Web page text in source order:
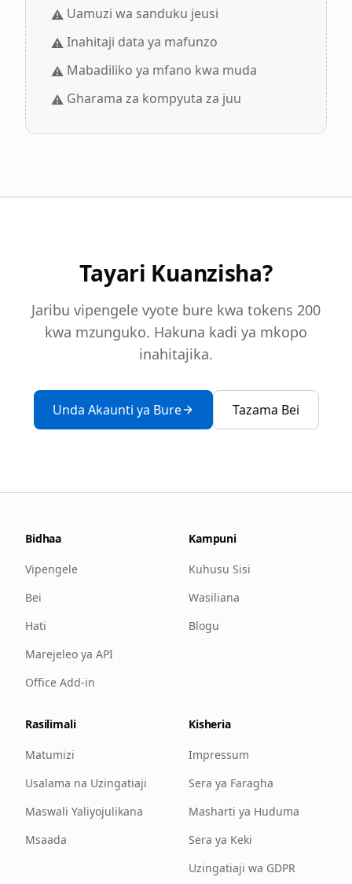
⚠️ Uamuzi wa sanduku jeusi
⚠️Inahitaji data ya mafunzo
⚠️ Mabadiliko ya mfano kwa muda
⚠️ Gharama za kompyuta za juu
Tayari Kuanzisha?
Jaribu vipengele vyote bure kwa tokens 200
kwa mzunguko. Hakuna kadi ya mkopo
inahitajika.
Unda Akaunti ya Bure Tazama Bei
Bidhaa
Vipengele
Bei
Hati
Marejeleo ya API
Office Add-in
Kampuni
Kuhusu Sisi
Wasiliana
Blogu
Rasilimali
Matumizi
Usalama na Uzingatiaji
Maswali Yaliyojulikana
Msaada
Kisheria
Impressum
Sera ya Faragha
Masharti ya Huduma
Sera ya Keki
Uzingatiaji wa GDPR